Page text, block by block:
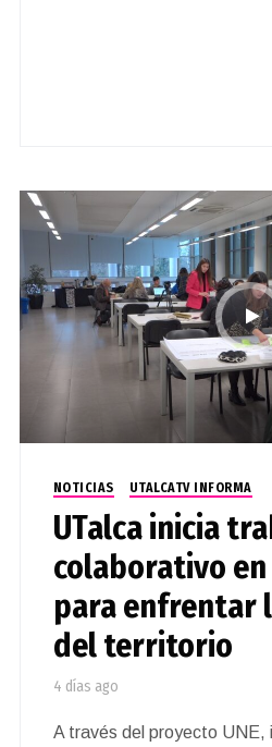
NOTICIAS UTALCATV INFORMA
UTalca inicia
colaborativo en
para enfrentar
del territorio
4 días ago
A través del proyecto UNE,